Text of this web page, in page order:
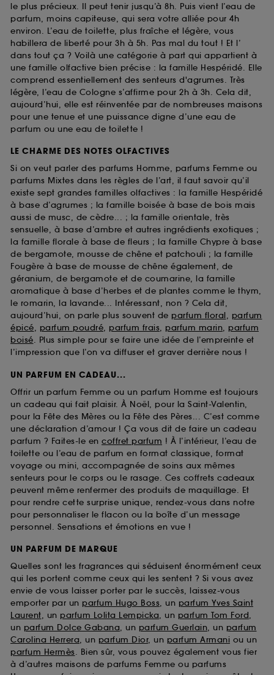
le plus précieux. Il peut tenir jusqu’à 8h. Puis vient l’eau de
parfum, moins capiteuse, qui sera votre alliée pour 4h
environ. L’eau de toilette, plus fraîche et légère, vous
habillera de liberté pour 3h à 5h. Pas mal du tout ! Et l’
dans tout ça ? Voilà une catégorie à part qui appartient à
une famille olfactive bien précise : la famille Hespéridé. Elle
comprend essentiellement des senteurs d'agrumes. Très
légère, l’eau de Cologne s’affirme pour 2h à 3h. Cela dit,
aujourd’hui, elle est réinventée par de nombreuses maisons
pour une tenue et une puissance digne d’une eau de
parfum ou une eau de toilette !
LE CHARME DES NOTES OLFACTIVES
Si on veut parler des parfums Homme, parfums Femme ou
parfums Mixtes dans les règles de l’art, il faut savoir qu’il
existe sept grandes familles olfactives : la famille Hespéridé
à base d’agrumes ; la famille boisée à base de bois mais
aussi de musc, de cèdre... ; la famille orientale, très
sensuelle, à base d’ambre et autres ingrédients exotiques ;
la famille florale à base de fleurs ; la famille Chypre à base
de bergamote, mousse de chêne et patchouli ; la famille
Fougère à base de mousse de chêne également, de
géranium, de bergamote et de coumarine, la famille
aromatique à base d’herbes et de plantes comme le thym,
le romarin, la lavande... Intéressant, non ? Cela dit,
aujourd’hui, on parle plus souvent de parfum floral, parfum
épicé, parfum poudré, parfum frais, parfum marin, parfum
boisé. Plus simple pour se faire une idée de l’empreinte et
l’impression que l’on va diffuser et graver derrière nous !
UN PARFUM EN CADEAU...
Offrir un parfum Femme ou un parfum Homme est toujours
un cadeau qui fait plaisir. À Noël, pour la Saint-Valentin,
pour la Fête des Mères ou la Fête des Pères... C’est comme
une déclaration d’amour ! Ça vous dit de faire un cadeau
parfum ? Faites-le en coffret parfum ! À l’intérieur, l’eau de
toilette ou l’eau de parfum en format classique, format
voyage ou mini, accompagnée de soins aux mêmes
senteurs pour le corps ou le rasage. Ces coffrets cadeaux
peuvent même renfermer des produits de maquillage. Et
pour rendre cette surprise unique, rendez-vous dans notre
pour personnaliser le flacon ou la boîte d’un message
personnel. Sensations et émotions en vue !
UN PARFUM DE MARQUE
Quelles sont les fragrances qui séduisent énormément ceux
qui les portent comme ceux qui les sentent ? Si vous avez
envie de vous laisser porter par le succès, laissez-vous
emporter par un parfum Hugo Boss, un parfum Yves Saint
Laurent, un parfum Lolita Lempicka, un parfum Tom Ford,
un parfum Dolce Gabana, un parfum Guerlain, un parfum
Carolina Herrera, un parfum Dior, un parfum Armani ou un
parfum Hermès. Bien sûr, vous pouvez également vous fier
à d’autres maisons de parfums Femme ou parfums